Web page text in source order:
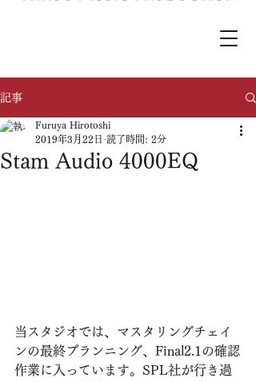
記事
Stam Audio 4000EQ
Furuya Hirotoshi
2019年3月22日 読了時間: 2分
当スタジオでは、マスタリングチェイ
ンの最終プランニング、Final2.1の確認
作業に入っています。SPL社が行き過